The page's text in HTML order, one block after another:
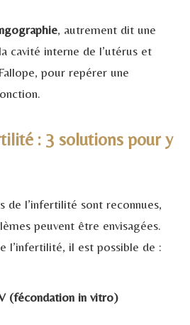
, autrement dit une
cavité interne de l’utérus et
pour repérer une
: 3 solutions pour y
de l’infertilité sont reconnues,
peuvent être envisagées.
l’infertilité, il est possible de :
(fécondation in vitro)